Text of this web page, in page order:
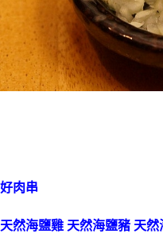
好肉串
天然海鹽雞 天然海鹽豬 天